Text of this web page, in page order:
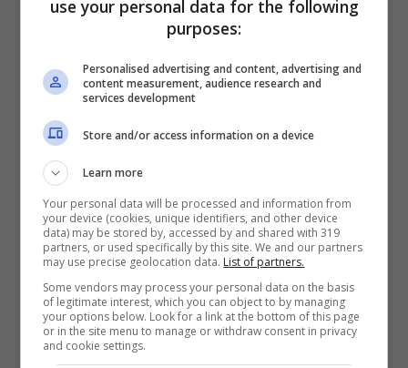
consentono di nascondersi anche nelle più
piccole fessure. In effetti si nasconde nelle
crepe dei vecchi muri, dietro ai battiscopa,
agli infissi, ai mobili, ai quadri, dietro gli
scatoloni e gli scarti di materiali tessili. Tra le
specie di ragno presenti in Italia questa è una
delle due con veleno e che quindi può
risultare piuttosto problematica e spaventosa
se si incontra in casa.
Il suo veleno ha un’azione citotossica, quindi
disgrega i tessuti intorno alla zona colpita:
nelle persone particolarmente sensibili alla
use your personal data for the following
purposes:
Personalised advertising and content, advertising and
content measurement, audience research and
services development
Store and/or access information on a device
Learn more
Your personal data will be processed and information from
your device (cookies, unique identifiers, and other device
data) may be stored by, accessed by and shared with 319
partners, or used specifically by this site. We and our partners
may use precise geolocation data. List of partners.
Some vendors may process your personal data on the basis
of legitimate interest, which you can object to by managing
your options below. Look for a link at the bottom of this page
or in the site menu to manage or withdraw consent in privacy
and cookie settings.